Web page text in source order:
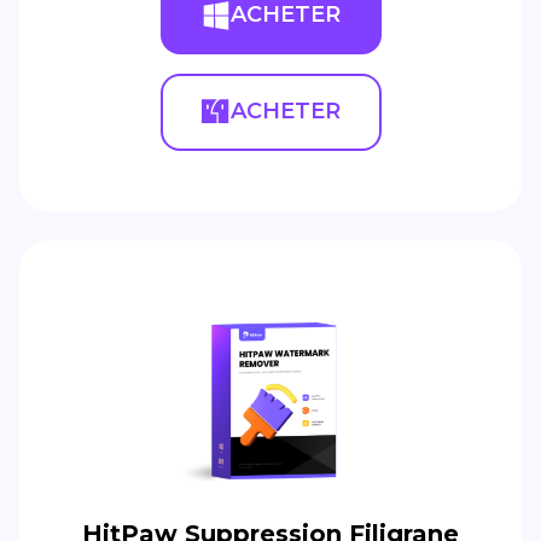
ACHETER
ACHETER
HitPaw Suppression Filigrane